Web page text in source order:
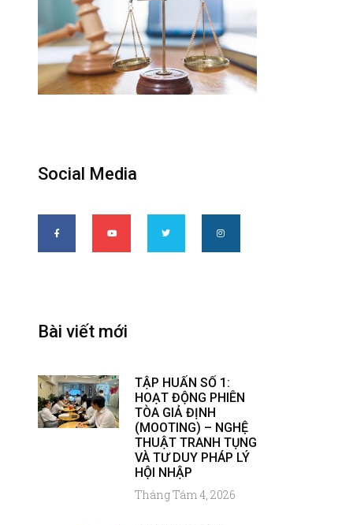
Social Media
Bài viết mới
TẬP HUẤN SỐ 1:
HOẠT ĐỘNG PHIÊN
TÒA GIẢ ĐỊNH
(MOOTING) – NGHỆ
THUẬT TRANH TỤNG
VÀ TƯ DUY PHÁP LÝ
HỘI NHẬP
Tháng Tám 4, 2026